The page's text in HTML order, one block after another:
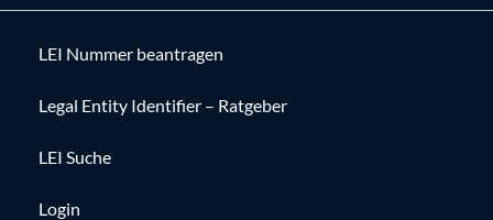
LEI Nummer beantragen
Legal Entity Identifier – Ratgeber
LEI Suche
Login